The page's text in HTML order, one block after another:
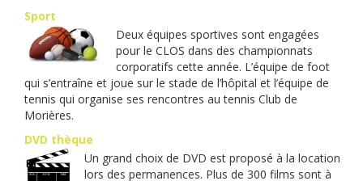
Sport
Deux équipes sportives sont engagées
pour le CLOS dans des championnats
corporatifs cette année. L’équipe de foot
qui s’entraîne et joue sur le stade de l’hôpital et l’équipe de
tennis qui organise ses rencontres au tennis Club de
Morières.
DVD thèque
Un grand choix de DVD est proposé à la location
lors des permanences. Plus de 300 films sont à